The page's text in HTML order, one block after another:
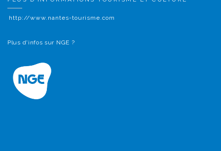
http://www.nantes-tourisme.com
Plus d'infos sur NGE ?